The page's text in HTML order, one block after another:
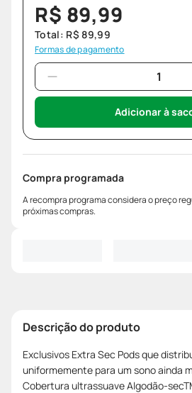
R$ 89,99
Total: R$ 89,99
Formas de pagamento
Adicionar à
Compra programada
A recompra programa considera o preço
próximas compras.
Descrição do produto
Exclusivos Extra Sec Pods que
uniformemente para um sono ainda
Cobertura ultrassuave Algodão-